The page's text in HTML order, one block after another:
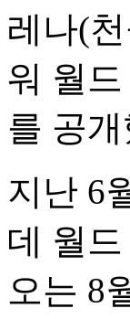
레나(
워 월
를 공
지난 6
데 월
오는 8